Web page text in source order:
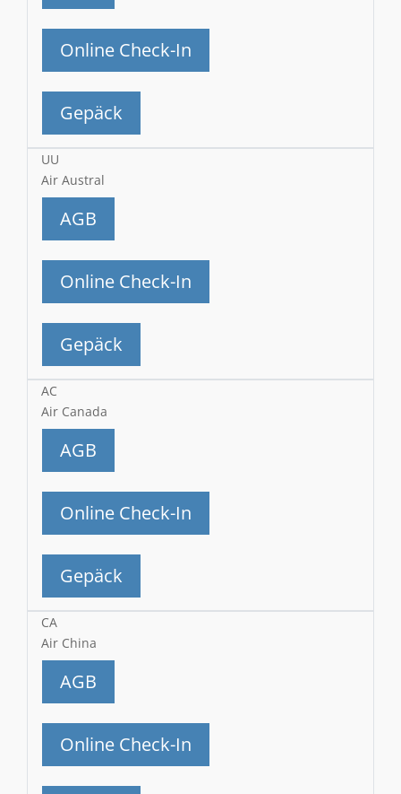
Online Check-In
Gepäck
UU
Air Austral
AGB
Online Check-In
Gepäck
AC
Air Canada
AGB
Online Check-In
Gepäck
CA
Air China
AGB
Online Check-In